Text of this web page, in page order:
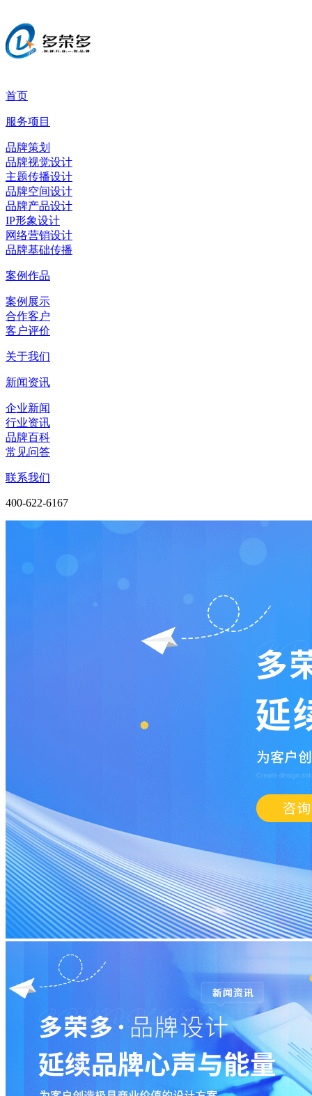
首页
服务项目
品牌策划
品牌视觉设计
主题传播设计
品牌空间设计
品牌产品设计
IP形象设计
网络营销设计
品牌基础传播
案例作品
案例展示
合作客户
客户评价
关于我们
新闻资讯
企业新闻
行业资讯
品牌百科
常见问答
联系我们
400-622-6167